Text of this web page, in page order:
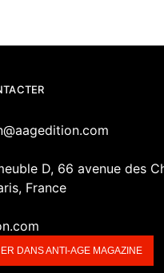
D, 66 avenue des
France
DANS ANTI-AGE MAGAZINE